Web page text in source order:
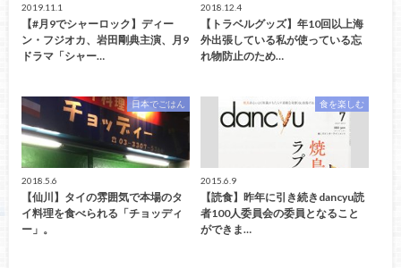
2019.11.1
【#月9でシャーロック】ディー
ン・フジオカ、岩田剛典主演、月9
ドラマ「シャー…
2018.12.4
【トラベルグッズ】年10回以上海
外出張している私が使っている忘
れ物防止のため…
日本でごはん
2018.5.6
【仙川】タイの雰囲気で本場のタ
イ料理を食べられる「チョッディ
ー」。
食を楽しむ
2015.6.9
【読食】昨年に引き続きdancyu読
者100人委員会の委員となること
ができま…